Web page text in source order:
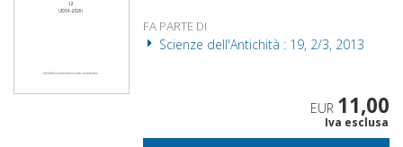
FA PARTE DI
Scienze dell'Antichità : 19, 2/3, 2013
EUR 11,00
Iva esclusa